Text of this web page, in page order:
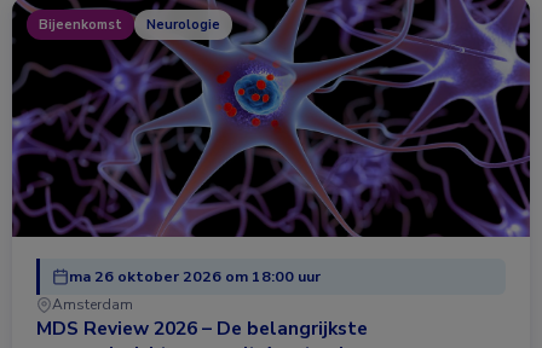
Bijeenkomst Neurologie
ma 26 oktober 2026 om 18:00 uur
Amsterdam
MDS Review 2026 – De belangrijkste